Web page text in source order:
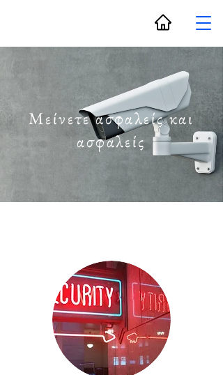
Μείνετε ασφαλείς και
ασφαλείς